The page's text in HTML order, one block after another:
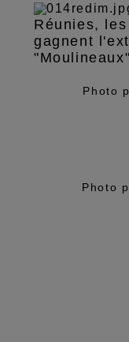
Réunies,
gagnent
Photo
Photo